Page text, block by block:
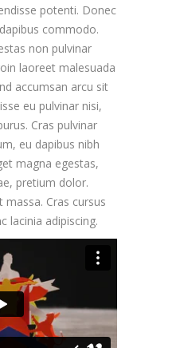
potenti. Donec
commodo.
non pulvinar
laoreet malesuada
accumsan arcu sit
eu pulvinar nisi,
Cras pulvinar
eu dapibus nibh
magna egestas,
pretium dolor.
Cras cursus
lacinia adipiscing.